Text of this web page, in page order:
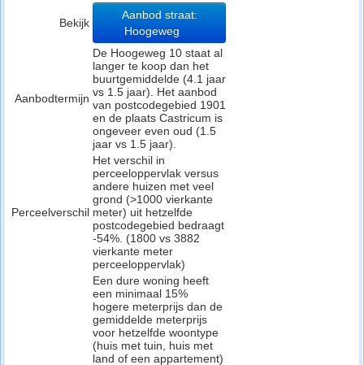
Bekijk
Aanbod straat:
Hoogeweg
Aanbodtermijn
De Hoogeweg 10 staat al
langer te koop dan het
buurtgemiddelde (4.1 jaar
vs 1.5 jaar). Het aanbod
van postcodegebied 1901
en de plaats Castricum is
ongeveer even oud (1.5
jaar vs 1.5 jaar).
Perceelverschil
Het verschil in
perceeloppervlak versus
andere huizen met veel
grond (>1000 vierkante
meter) uit hetzelfde
postcodegebied bedraagt
-54%. (1800 vs 3882
vierkante meter
perceeloppervlak)
Een dure woning heeft
een minimaal 15%
hogere meterprijs dan de
gemiddelde meterprijs
voor hetzelfde woontype
(huis met tuin, huis met
land of een appartement)